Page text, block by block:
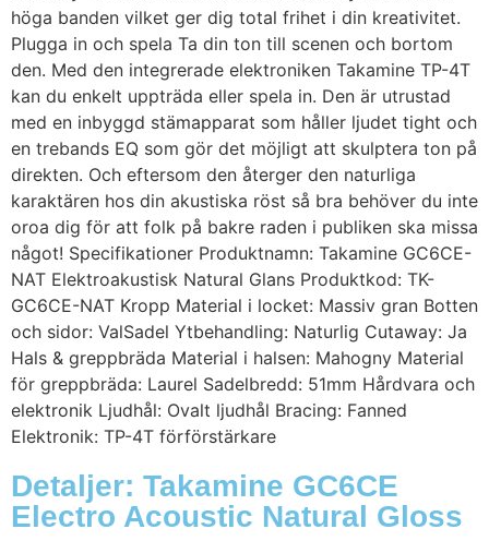
höga banden vilket ger dig total frihet i din kreativitet.
Plugga in och spela Ta din ton till scenen och bortom
den. Med den integrerade elektroniken Takamine TP-4T
kan du enkelt uppträda eller spela in. Den är utrustad
med en inbyggd stämapparat som håller ljudet tight och
en trebands EQ som gör det möjligt att skulptera ton på
direkten. Och eftersom den återger den naturliga
karaktären hos din akustiska röst så bra behöver du inte
oroa dig för att folk på bakre raden i publiken ska missa
något! Specifikationer Produktnamn: Takamine GC6CE-
NAT Elektroakustisk Natural Glans Produktkod: TK-
GC6CE-NAT Kropp Material i locket: Massiv gran Botten
och sidor: ValSadel Ytbehandling: Naturlig Cutaway: Ja
Hals & greppbräda Material i halsen: Mahogny Material
för greppbräda: Laurel Sadelbredd: 51mm Hårdvara och
elektronik Ljudhål: Ovalt ljudhål Bracing: Fanned
Elektronik: TP-4T förförstärkare
Detaljer: Takamine GC6CE
Electro Acoustic Natural Gloss